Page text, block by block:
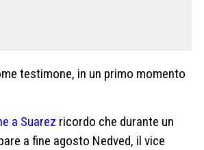
testimone, in un primo momento
a Suarez ricordo che durante un
a fine agosto Nedved, il vice